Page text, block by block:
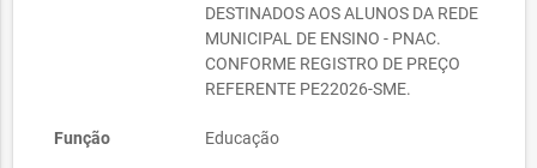
DESTINADOS AOS ALUNOS DA REDE
MUNICIPAL DE ENSINO - PNAC.
CONFORME REGISTRO DE PREÇO
REFERENTE PE22026-SME.
Função Educação